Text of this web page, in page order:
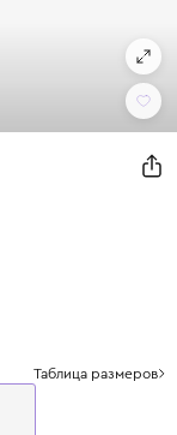
Таблица размеров